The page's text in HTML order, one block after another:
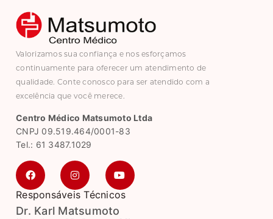
Valorizamos sua confiança e nos esforçamos
continuamente para oferecer um atendimento de
qualidade. Conte conosco para ser atendido com a
excelência que você merece.
Centro Médico Matsumoto Ltda
CNPJ 09.519.464/0001-83
Tel.: 61 3487.1029
Responsáveis Técnicos
Dr. Karl Matsumoto